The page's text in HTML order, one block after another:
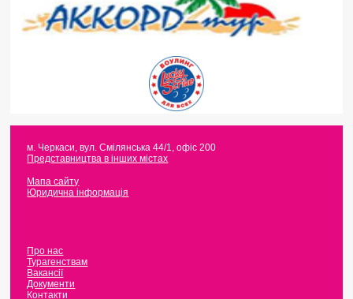
м. Черкаси,вул. Смілянська 44/1, офіс 200
Представництва в інших містах
Мапа сайту
Юридична інформація
Про нас
Турагенствам
Вакансії
Документи
Контакти